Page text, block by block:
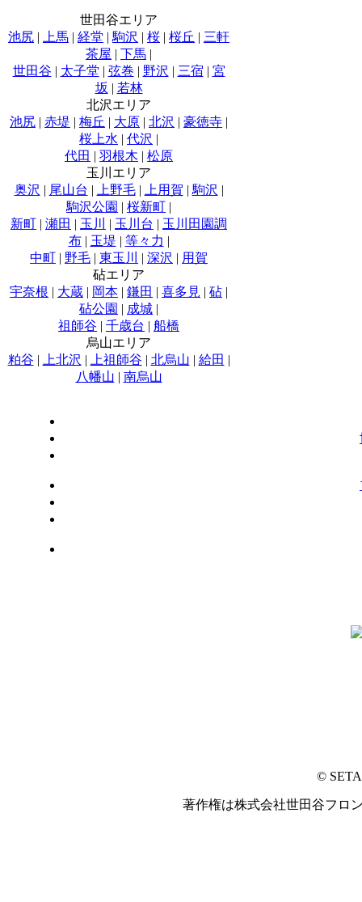
世田谷エリア
池尻 | 上馬 | 経堂 | 駒沢 | 桜 | 桜丘 | 三軒
茶屋 | 下馬 |
世田谷 | 太子堂 | 弦巻 | 野沢 | 三宿 | 宮
坂 | 若林
北沢エリア
池尻 | 赤堤 | 梅丘 | 大原 | 北沢 | 豪徳寺 |
桜上水 | 代沢 |
代田 | 羽根木 | 松原
玉川エリア
奥沢 | 尾山台 | 上野毛| 上用賀 | 駒沢 |
駒沢公園 | 桜新町 |
新町 | 瀬田 | 玉川 | 玉川台 | 玉川田園調
布| 玉堤 | 等々力 |
中町 | 野毛 | 東玉川 | 深沢 | 用賀
砧エリア
宇奈根 | 大蔵 | 岡本 | 鎌田 | 喜多見 | 砧 |
砧公園 | 成城 |
祖師谷 | 千歳台 | 船橋
烏山エリア
粕谷 | 上北沢 | 上祖師谷 | 北烏山 | 給田 |
八幡山 | 南烏山
©
著作権は株式会社世田谷フロ